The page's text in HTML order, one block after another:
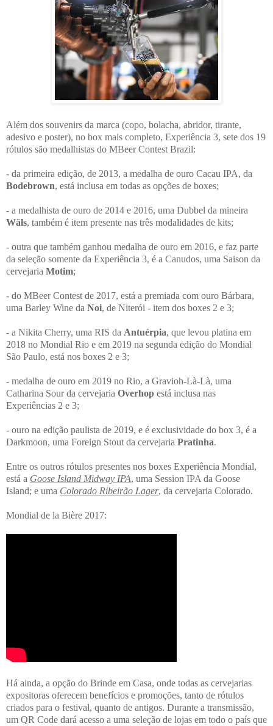
Além dos souvenirs da marca (copo, bolacha, abridor, tirante,
adesivo e poster), no box mais completo, Experiência 3, sete dos 19
rótulos são medalhistas do MBeer Contest Brazil:
- da primeira edição, de 2013, a medalha de ouro Cacau IPA, da
Bodebrown, está inclusa em todas as opções de boxes;
- a medalhista de ouro de 2014 e 2016, uma Dubbel da mineira
Wäls, também é item presente nas três modalidades de kits;
- outra que também ganhou medalha de ouro em 2016, e faz parte
da seleção somente da Experiência 3, é a Canudos, uma Saison da
cervejaria Motim;
- do MBeer Contest de 2017, está a premiada com ouro Bárbara,
uma Barley Wine da Noi, de Niterói - item dos boxes 2 e 3;
- a Nikita Cherry, uma RIS da Antuérpia, que levou platina em
2018 no Mondial Rio e em 2019 na segunda edição do Mondial
São Paulo, está nos boxes 2 e 3;
- medalha de ouro em 2019 no Rio, a Gravioh-Là-Là, uma
Catharina Sour da cervejaria Overhop está inclusa nas
Experiências 2 e 3;
- ouro na edição paulista de 2019, e é exclusividade do box 3, é a
Darkmoon, uma Foreign Stout da cervejaria Pratinha.
Entre os outros rótulos presentes nos boxes Experiência Mondial,
está a Goose Island Midway IPA, uma Session IPA da Goose
Island; e uma Colorado Ribeirão Lager, da cervejaria Colorado.
Mondial de la Bière 2017:
Há ainda, a opção do Brinde em Casa, onde todas as cervejarias
expositoras oferecem benefícios e promoções, tanto de rótulos
criados para o festival, quanto de antigos. Durante a transmissão,
um QR Code dará acesso a uma seleção de lojas em todo o país que